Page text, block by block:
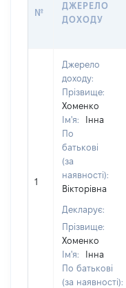
№
ДЖЕРЕЛО
ДОХОДУ
1
Джерело
доходу:
Прізвище:
Хоменко
Ім'я:
Інна
По
батькові
(за
наявності):
Вікторівна
Декларує:
Прізвище:
Хоменко
Ім'я:
Інна
По батькові
(за наявності):